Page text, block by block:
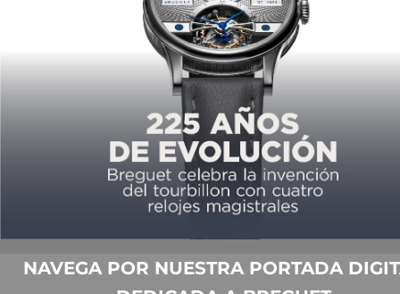
Compartir
Compartir Twittear
Share Compartir
ARTÍCULO ANTERIOR
NAVEGA POR NUESTRA PORTADA